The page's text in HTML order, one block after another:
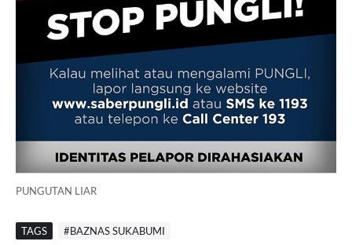
PUNGUTAN LIAR
TAGS #BAZNAS SUKABUMI